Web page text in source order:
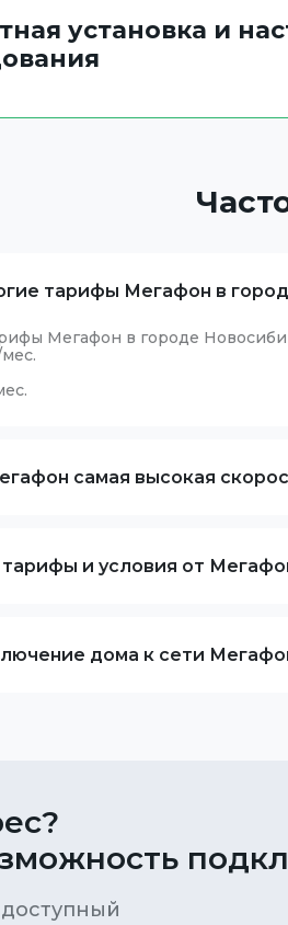
установка и
тарифы Мегафон в
Мегафон в городе
самая высокая
тарифы и условия от
дома к сети